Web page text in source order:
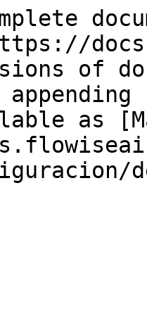
of
as